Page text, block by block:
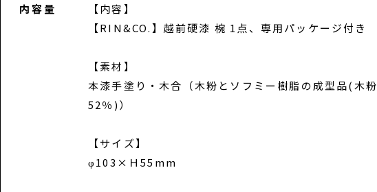
内容量
【内容】
【RIN&CO.】越前硬漆 椀 1点、専用パッケージ付き
【素材】
本漆手塗り・木合（木粉とソフミー樹脂の成型品(木粉
52％)）
【サイズ】
φ103×Ｈ55mm